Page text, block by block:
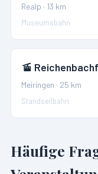
Realp · 13 km
Museumsbahn
🚡
Meiringen · 25 km
Standseilbahn
Häufige